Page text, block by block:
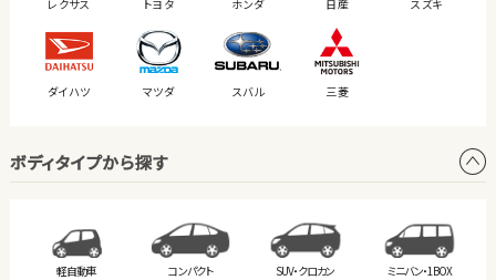
レクサス トヨタ ホンダ 日産 スズキ
ダイハツ マツダ スバル 三菱
ボディタイプから探す
軽自動車 コンパクト SUV・クロカン ミニバン・1BOX